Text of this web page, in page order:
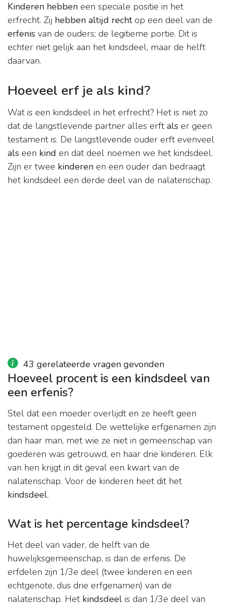
Kinderen hebben een speciale positie in het
erfrecht. Zij hebben altijd rechtop een deel van de
erfenis van de ouders; de legitieme portie. Dit is
echter niet gelijk aan het kindsdeel, maar de helft
daarvan.
Hoeveel erf je als kind?
Wat is een kindsdeel in het erfrecht? Het is niet zo
dat de langstlevende partner alles erftals er geen
testament is. De langstlevende ouder erft evenveel
als een kind en dat deel noemen we het kindsdeel.
Zijn er twee kinderen en een ouder dan bedraagt
het kindsdeel een derde deel van de nalatenschap.
43 gerelateerde vragen gevonden
Hoeveel procent is een kindsdeel van
een erfenis?
Stel dat een moeder overlijdt en ze heeft geen
testament opgesteld. De wettelijke erfgenamen zijn
dan haar man, met wie ze niet in gemeenschap van
goederen was getrouwd, en haar drie kinderen. Elk
van hen krijgt in dit geval een kwart van de
nalatenschap. Voor de kinderen heet dit het
kindsdeel.
Wat is het percentage kindsdeel?
Het deel van vader, de helft van de
huwelijksgemeenschap, is dan de erfenis. De
erfdelen zijn 1/3e deel (twee kinderen en een
echtgenote, dus drie erfgenamen) van de
nalatenschap. Het kindsdeel is dan 1/3e deel van